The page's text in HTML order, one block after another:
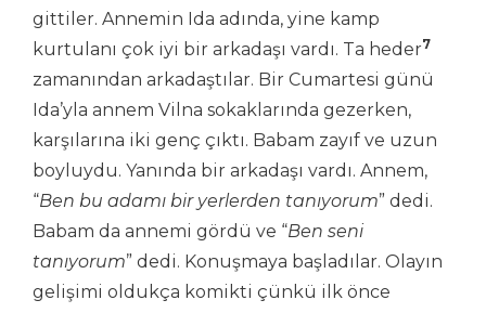
gittiler. Annemin Ida adında, yine kamp
kurtulanı çok iyi bir arkadaşı vardı. Ta heder7
zamanından arkadaştılar. Bir Cumartesi günü
Ida’yla annem Vilna sokaklarında gezerken,
karşılarına iki genç çıktı. Babam zayıf ve uzun
boyluydu. Yanında bir arkadaşı vardı. Annem,
“Ben bu adamı bir yerlerden tanıyorum” dedi.
Babam da annemi gördü ve “Ben seni
tanıyorum” dedi. Konuşmaya başladılar. Olayın
gelişimi oldukça komikti çünkü ilk önce